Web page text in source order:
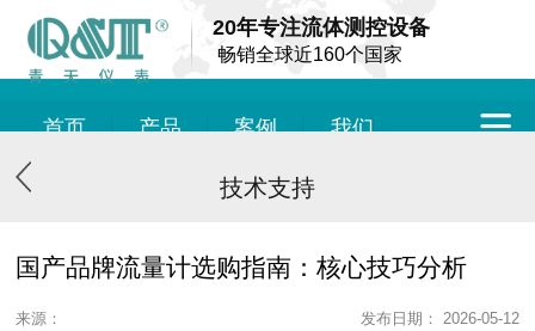
20年专注流体测控设备
畅销全球近160个国家
首页 产品 案例 我们
技术支持
国产品牌流量计选购指南：核心技巧分析
来源： 发布日期： 2026-05-12